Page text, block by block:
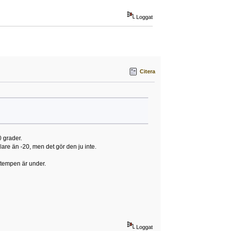
Loggat
Citera
grader.
än -20, men det gör den ju inte.
är under.
Loggat